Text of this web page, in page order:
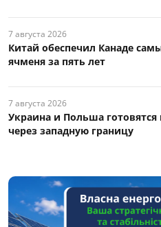
7 августа 2026
Китай обеспечил Канаде
ячменя за пять лет
7 августа 2026
Украина и Польша
через западную границу